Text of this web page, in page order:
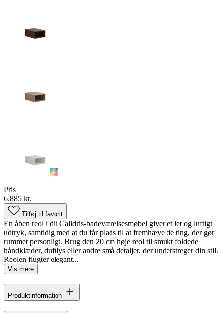
Pris
6.885 kr.
Tilføj til favorit
En åben reol i dit Calidris-badeværelsesmøbel giver et let og luftigt
udtryk, samtidig med at du får plads til at fremhæve de ting, der gør
rummet personligt. Brug den 20 cm høje reol til smukt foldede
håndklæder, duftlys eller andre små detaljer, der understreger din stil.
Reolen flugter elegant...
Vis mere
Produktinformation